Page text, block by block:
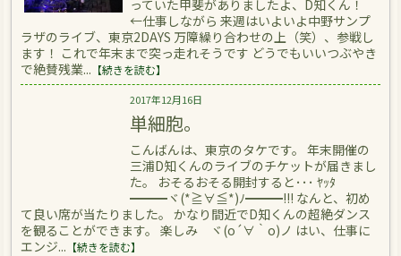
っていた甲斐がありましたよ、D知くん！
←仕事しながら 来週はいよいよ中野サンプ
ラザのライブ、東京2DAYS 万障繰り合わせの上（笑）、参戦し
ます！ これで年末まで突っ走れそうです どうでもいいつぶやき
で絶賛残業... 【続きを読む】
2017年12月16日
単細胞。
こんばんは、東京のタケです。 年末開催の
三浦D知くんのライブのチケットが届きまし
た。 おそるおそる開封すると･･･ ﾔｯﾀ
━━━ヾ(*≧∀≦*)ﾉ━━━!!! なんと、初め
て良い席が当たりました。 かなり間近でD知くんの超絶ダンス
を観ることができます。 楽しみ ヾ(o´∀｀o)ノ はい、仕事に
エンジ... 【続きを読む】